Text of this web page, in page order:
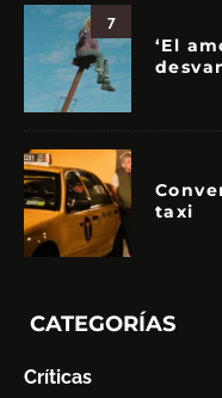
7
‘El
taxi
CATEGORÍAS
Críticas